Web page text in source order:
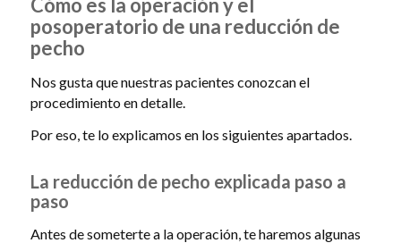
Cómo es la operación y el
posoperatorio de una reducción de
pecho
Nos gusta que nuestras pacientes conozcan el
procedimiento en detalle.
Por eso, te lo explicamos en los siguientes apartados.
La reducción de pecho explicada paso a
paso
Antes de someterte a la operación, te haremos algunas